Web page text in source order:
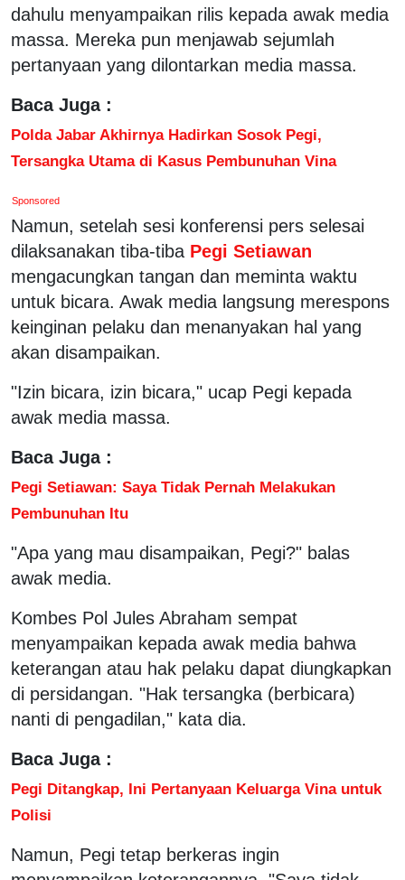
dahulu menyampaikan rilis kepada awak media
massa. Mereka pun menjawab sejumlah
pertanyaan yang dilontarkan media massa.
Baca Juga :
Polda Jabar Akhirnya Hadirkan Sosok Pegi,
Tersangka Utama di Kasus Pembunuhan Vina
Sponsored
Namun, setelah sesi konferensi pers selesai
dilaksanakan tiba-tiba Pegi Setiawan
mengacungkan tangan dan meminta waktu
untuk bicara. Awak media langsung merespons
keinginan pelaku dan menanyakan hal yang
akan disampaikan.
"Izin bicara, izin bicara," ucap Pegi kepada
awak media massa.
Baca Juga :
Pegi Setiawan: Saya Tidak Pernah Melakukan
Pembunuhan Itu
"Apa yang mau disampaikan, Pegi?" balas
awak media.
Kombes Pol Jules Abraham sempat
menyampaikan kepada awak media bahwa
keterangan atau hak pelaku dapat diungkapkan
di persidangan. "Hak tersangka (berbicara)
nanti di pengadilan," kata dia.
Baca Juga :
Pegi Ditangkap, Ini Pertanyaan Keluarga Vina untuk
Polisi
Namun, Pegi tetap berkeras ingin